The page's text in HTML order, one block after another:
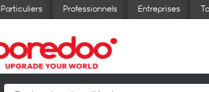
Particuliers Professionnels Entreprises